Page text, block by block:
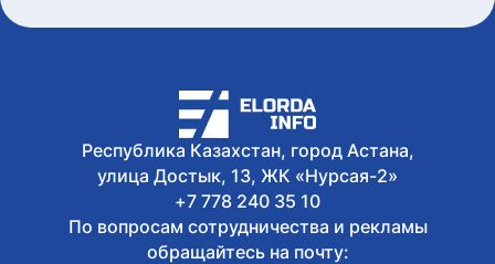
Сегодня, 17:10
Участок проспекта Кабанбай батыра
частично перекроют в Астане
Сегодня, 16:48
В Уральске проводили в последний
Республика Казахстан, город Астана,
улица Достык, 13, ЖК «Нурсая-2»
+7 778 240 35 10
По вопросам сотрудничества и рекламы
обращайтесь на почту: